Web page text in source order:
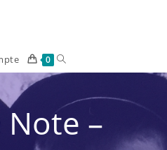
0 Toggle
search –